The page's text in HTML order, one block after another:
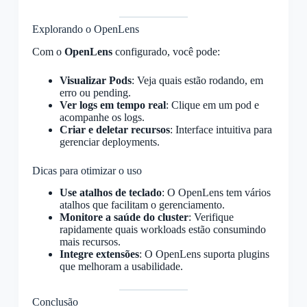
Explorando o OpenLens
Com o OpenLensconfigurado, você pode:
Visualizar Pods: Veja quais estão rodando, em
erro ou pending.
Ver logs em tempo real: Clique em um pod e
acompanhe os logs.
Criar e deletar recursos: Interface intuitiva para
gerenciar deployments.
Dicas para otimizar o uso
Use atalhos de teclado: O OpenLens tem vários
atalhos que facilitam o gerenciamento.
Monitore a saúde do cluster: Verifique
rapidamente quais workloads estão consumindo
mais recursos.
Integre extensões: O OpenLens suporta plugins
que melhoram a usabilidade.
Conclusão